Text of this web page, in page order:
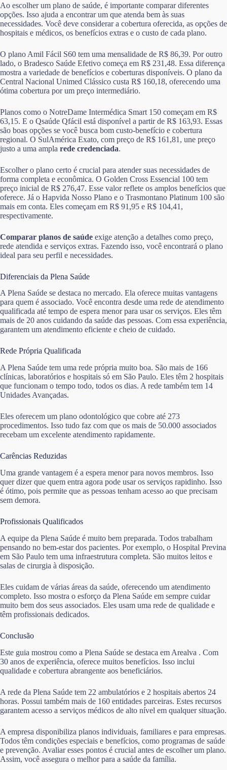
Ao escolher um plano de saúde, é importante comparar diferentes
opções. Isso ajuda a encontrar um que atenda bem às suas
necessidades. Você deve considerar a cobertura oferecida, as opções de
hospitais e médicos, os benefícios extras e o custo de cada plano.
O plano Amil Fácil S60 tem uma mensalidade de R$ 86,39. Por outro
lado, o Bradesco Saúde Efetivo começa em R$ 231,48. Essa diferença
mostra a variedade de benefícios e coberturas disponíveis. O plano da
Central Nacional Unimed Clássico custa R$ 160,18, oferecendo uma
ótima cobertura por um preço intermediário.
Planos como o NotreDame Intermédica Smart 150 começam em R$
63,15. E o Qsaúde Qfácil está disponível a partir de R$ 163,93. Essas
são boas opções se você busca bom custo-benefício e cobertura
regional. O SulAmérica Exato, com preço de R$ 161,81, une preço
justo a uma ampla rede credenciada.
Escolher o plano certo é crucial para atender suas necessidades de
forma completa e econômica. O Golden Cross Essencial 100 tem
preço inicial de R$ 276,47. Esse valor reflete os amplos benefícios que
oferece. Já o Hapvida Nosso Plano e o Trasmontano Platinum 100 são
mais em conta. Eles começam em R$ 91,95 e R$ 104,41,
respectivamente.
Comparar planos de saúde exige atenção a detalhes como preço,
rede atendida e serviços extras. Fazendo isso, você encontrará o plano
ideal para seu perfil e necessidades.
Diferenciais da Plena Saúde
A Plena Saúde se destaca no mercado. Ela oferece muitas vantagens
para quem é associado. Você encontra desde uma rede de atendimento
qualificada até tempo de espera menor para usar os serviços. Eles têm
mais de 20 anos cuidando da saúde das pessoas. Com essa experiência,
garantem um atendimento eficiente e cheio de cuidado.
Rede Própria Qualificada
A Plena Saúde tem uma rede própria muito boa. São mais de 166
clínicas, laboratórios e hospitais só em São Paulo. Eles têm 2 hospitais
que funcionam o tempo todo, todos os dias. A rede também tem 14
Unidades Avançadas.
Eles oferecem um plano odontológico que cobre até 273
procedimentos. Isso tudo faz com que os mais de 50.000 associados
recebam um excelente atendimento rapidamente.
Carências Reduzidas
Uma grande vantagem é a espera menor para novos membros. Isso
quer dizer que quem entra agora pode usar os serviços rapidinho. Isso
é ótimo, pois permite que as pessoas tenham acesso ao que precisam
sem demora.
Profissionais Qualificados
A equipe da Plena Saúde é muito bem preparada. Todos trabalham
pensando no bem-estar dos pacientes. Por exemplo, o Hospital Previna
em São Paulo tem uma infraestrutura completa. São muitos leitos e
salas de cirurgia à disposição.
Eles cuidam de várias áreas da saúde, oferecendo um atendimento
completo. Isso mostra o esforço da Plena Saúde em sempre cuidar
muito bem dos seus associados. Eles usam uma rede de qualidade e
têm profissionais dedicados.
Conclusão
Este guia mostrou como a Plena Saúde se destaca em Arealva . Com
30 anos de experiência, oferece muitos benefícios. Isso inclui
qualidade e cobertura abrangente aos beneficiários.
A rede da Plena Saúde tem 22 ambulatórios e 2 hospitais abertos 24
horas. Possui também mais de 160 entidades parceiras. Estes recursos
garantem acesso a serviços médicos de alto nível em qualquer situação.
A empresa disponibiliza planos individuais, familiares e para empresas.
Todos têm condições especiais e benefícios, como programas de saúde
e prevenção. Avaliar esses pontos é crucial antes de escolher um plano.
Assim, você assegura o melhor para a saúde da família.